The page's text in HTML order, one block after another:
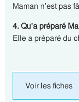
Maman n’est pas
4. Qu’a préparé
Elle a préparé du
Voir les fiches